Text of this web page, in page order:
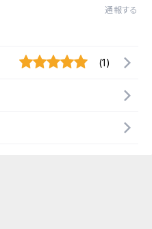
通報する
(1)